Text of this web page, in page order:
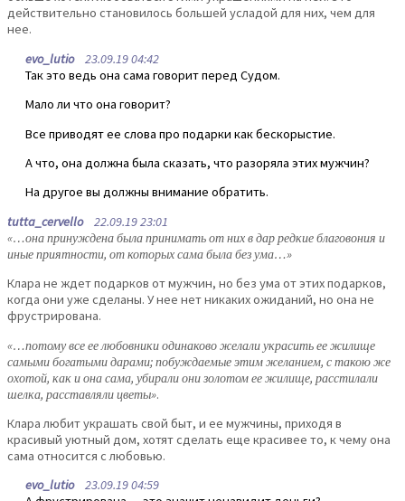
действительно становилось большей усладой для них, чем для
нее.
evo_lutio23.09.19 04:42
Так это ведь она сама говорит перед Судом.
Мало ли что она говорит?
Все приводят ее слова про подарки как бескорыстие.
А что, она должна была сказать, что разоряла этих мужчин?
На другое вы должны внимание обратить.
tutta_cervello22.09.19 23:01
«…она принуждена была принимать от них в дар редкие благовония и
иные приятности, от которых сама была без ума…»
Клара не ждет подарков от мужчин, но без ума от этих подарков,
когда они уже сделаны. У нее нет никаких ожиданий, но она не
фрустрирована.
«…потому все ее любовники одинаково желали украсить ее жилище
самыми богатыми дарами; побуждаемые этим желанием, с такою же
охотой, как и она сама, убирали они золотом ее жилище, расстилали
шелка, расставляли цветы».
Клара любит украшать свой быт, и ее мужчины, приходя в
красивый уютный дом, хотят сделать еще красивее то, к чему она
сама относится с любовью.
evo_lutio23.09.19 04:59